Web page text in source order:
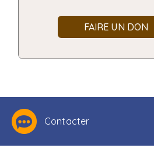
FAIRE UN DON
Contacter